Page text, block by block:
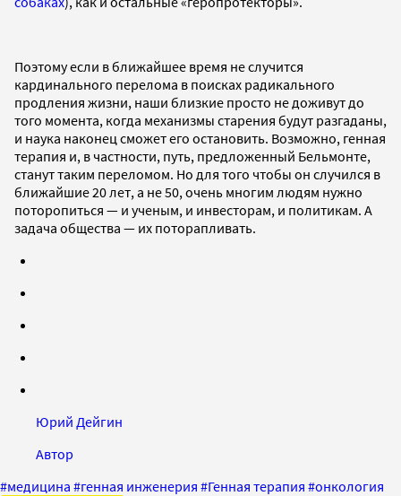
Поэтому если в ближайшее время не случится
кардинального перелома в поисках радикального
продления жизни, наши близкие просто не доживут до
того момента, когда механизмы старения будут разгаданы,
и наука наконец сможет его остановить. Возможно, генная
терапия и, в частности, путь, предложенный Бельмонте,
станут таким переломом. Но для того чтобы он случился в
ближайшие 20 лет, а не 50, очень многим людям нужно
поторопиться — и ученым, и инвесторам, и политикам. А
задача общества — их поторапливать.
Юрий Дейгин
Автор
#медицина #генная инженерия #Генная терапия #онкология